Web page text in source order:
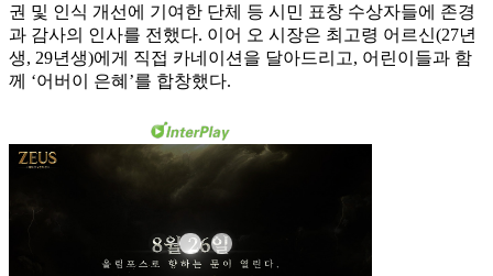
권 및 인식 개선에 기여한 단체 등 시민 표창 수상자들에 존경
과 감사의 인사를 전했다. 이어 오 시장은 최고령 어르신(27년
생, 29년생)에게 직접 카네이션을 달아드리고, 어린이들과 함
께 ‘어버이 은혜’를 합창했다.